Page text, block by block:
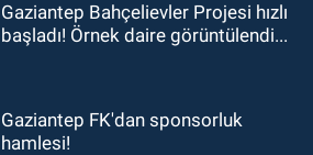
Gaziantep Bahçelievler Projesi hızlı
başladı! Örnek daire görüntülendi...
Gaziantep FK'dan sponsorluk
hamlesi!